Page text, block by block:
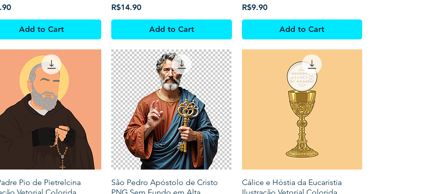
Add to Cart
Price
R$14.90
Add to Cart
Price
R$9.90
Add to Cart
Pio de Pietrelcina
São Pedro Apóstolo de Cristo
Cálice e Hóstia da Eucaristia